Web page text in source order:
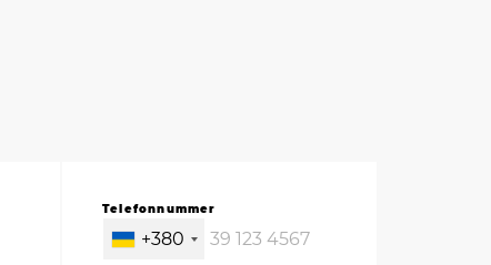
Telefonnummer
+380